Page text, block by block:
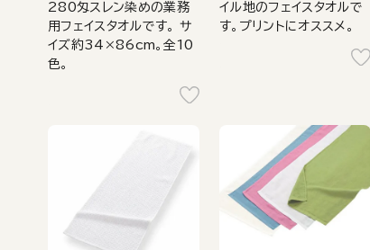
280匁スレン染めの業務
用フェイスタオルです。 サ
イズ約34×86cm。全10
色。
イル地のフェイスタオルで
す。プリントにオススメ。